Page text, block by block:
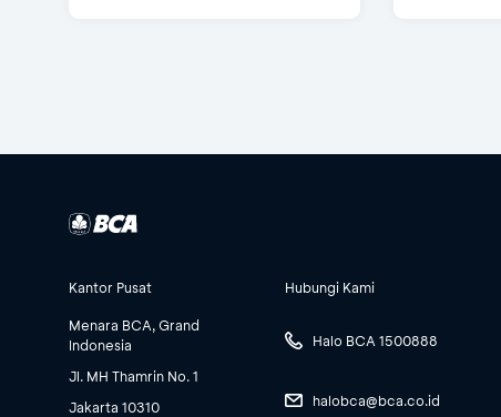
Kantor Pusat
Menara BCA, Grand
Indonesia
Jl. MH Thamrin No. 1
Jakarta 10310
Hubungi Kami
Halo BCA 1500888
halobca@bca.co.id